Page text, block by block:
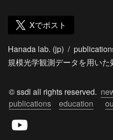
Xでポスト
Hanada lab. (jp) /
規模光学観測データを用い
© ssdl all rights reserved.
publications
education